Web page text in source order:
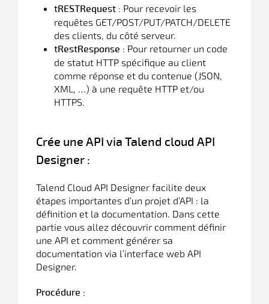
tRESTRequest : Pour recevoir les
requêtes GET/POST/PUT/PATCH/DELETE
des clients, du côté serveur.
tRestResponse : Pour retourner un code
de statut HTTP spécifique au client
comme réponse et du contenue (JSON,
XML, …) à une requête HTTP et/ou
HTTPS.
Crée une API via Talend cloud API
Designer :
Talend Cloud API Designer facilite deux
étapes importantes d’un projet d’API : la
définition et la documentation. Dans cette
partie vous allez découvrir comment définir
une API et comment générer sa
documentation via l’interface web API
Designer.
Procédure :